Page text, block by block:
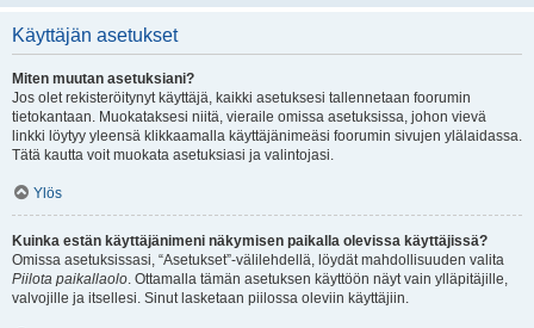
Käyttäjän asetukset
Miten muutan asetuksiani?
Jos olet rekisteröitynyt käyttäjä, kaikki asetuksesi tallennetaan foorumin
tietokantaan. Muokataksesi niitä, vieraile omissa asetuksissa, johon vievä
linkki löytyy yleensä klikkaamalla käyttäjänimeäsi foorumin sivujen ylälaidassa.
Tätä kautta voit muokata asetuksiasi ja valintojasi.
Ylös
Kuinka estän käyttäjänimeni näkymisen paikalla olevissa käyttäjissä?
Omissa asetuksissasi, “Asetukset”-välilehdellä, löydät mahdollisuuden valita
Piilota paikallaolo. Ottamalla tämän asetuksen käyttöön näyt vain ylläpitäjille,
valvojille ja itsellesi. Sinut lasketaan piilossa oleviin käyttäjiin.